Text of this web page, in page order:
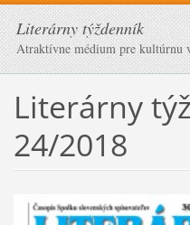
Literárny týždenník
Atraktívne médium pre kultúrnu
Literárny
24/2018